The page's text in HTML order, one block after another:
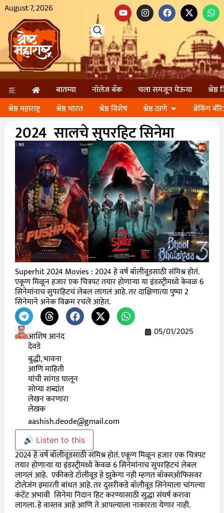
August 7, 2026
बातम्या नॉलेज बॅंक चला समजून घेऊया
श्रेष्ठ
श्रेष्ठ महाराष्ट्र
श्रेष्ठ भारत श्रेष्ठ विशेष श्रेष्ठ ठाणे ब्रेकिंग
2024 सालचे सुपरहिट सिनेमा
Superhit 2024 Movies : 2024 हे वर्ष बॉलीवूडसाठी संमिश्र होतं.
एकूण मिळून हजार एक चित्रपट तयार होणाऱ्या या इंडस्ट्रीमध्ये केवळ 6
सिनेमांनाच सुपरहिटचं लेबल लागलं आहे. तर दाक्षिणात्या पुष्पा 2
सिनेमाने अनेक विक्रम रचले आहेत.
आशिष आनंद
देवडे
बुद्धी, भावना
आणि माहिती
यांची सांगड घालून
सोप्या शब्दांत
लेखन करणारा
लेखक
aashish.deode@gmail.com
05/01/2025
🔊 Listen to this
2024 हे वर्ष बॉलीवूडसाठी संमिश्र होतं. एकूण मिळून हजार एक चित्रपट
तयार होणाऱ्या या इंडस्ट्रीमध्ये केवळ 6 सिनेमांनाच सुपरहिटचं लेबल
लागलं आहे. एकीकडे टॉलीवूड हे झुकेगा नही म्हणत बॉक्सऑफिसवर
टोलेजंग इमारती बांधत आहे. तर दुसरीकडे बॉलीवूड सिनेमाला चांगल्या
कंटेंट अभावी सिनेमा निदान हिट करण्यासाठी सुद्धा संघर्ष करावा
लागला. हे वास्तव आहे आणि ते आपल्याला नाकारता येणार नाही.